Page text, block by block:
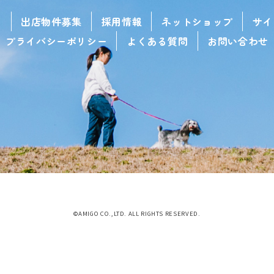
出店物件募集 採用情報 ネットショップ
サ
プライバシーポリシー
よくある質問 お問い合わせ
©AMIGO CO.,LTD. ALL RIGHTS RESERVED.